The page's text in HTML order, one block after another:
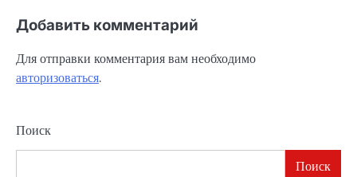
Добавить комментарий
Для отправки комментария вам необходимо
авторизоваться.
Поиск
Поиск